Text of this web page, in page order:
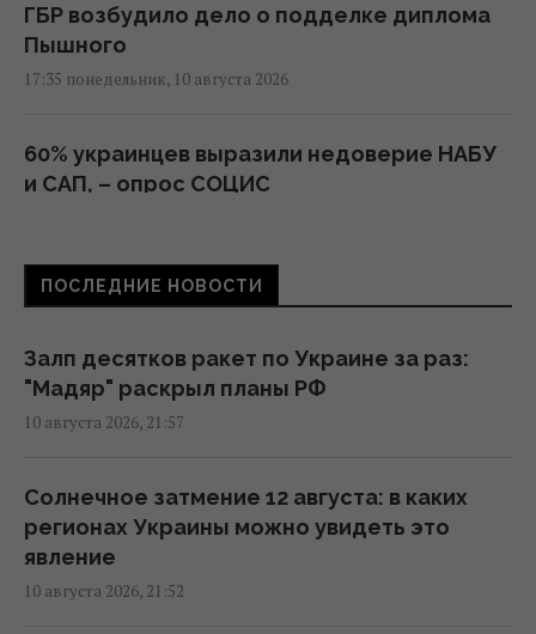
ГБР возбудило дело о подделке диплома
Пышного
17:35 понедельник, 10 августа 2026
60% украинцев выразили недоверие НАБУ
и САП, – опрос СОЦИС
Намного быстрее, чем предполагалось: в
аналог Starlink
16:13 понедельник, 10 августа 2026
различные области Украины, – САП
16:05 понедельник, 10 августа 2026
Большинство украинцев верят в победу, но
ПОСЛЕДНИЕ НОВОСТИ
Залп десятков ракет по Украине за раз:
"Мадяр" раскрыл планы РФ
10 августа 2026, 21:57
Солнечное затмение 12 августа: в каких
регионах Украины можно увидеть это
явление
10 августа 2026, 21:52